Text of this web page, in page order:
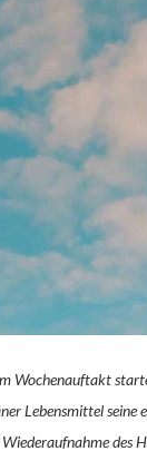
Wochenauftakt
Lebensmittel seine
des